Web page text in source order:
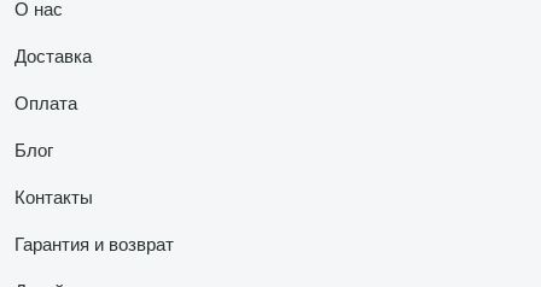
О нас
Доставка
Оплата
Блог
Контакты
Гарантия и возврат